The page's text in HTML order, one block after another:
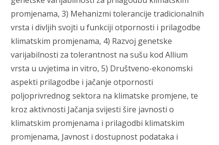
promjenama, 3) Mehanizmi tolerancije tradicionalnih
vrsta i divljih svojti u funkciji otpornosti i prilagodbe
klimatskim promjenama, 4) Razvoj genetske
varijabilnosti za tolerantnost na sušu kod Allium
vrsta u uvjetima in vitro, 5) Društveno-ekonomski
aspekti prilagodbe i jačanje otpornosti
poljoprivrednog sektora na klimatske promjene, te
kroz aktivnosti Jačanja svijesti šire javnosti o
klimatskim promjenama i prilagodbi klimatskim
promjenama, Javnost i dostupnost podataka i